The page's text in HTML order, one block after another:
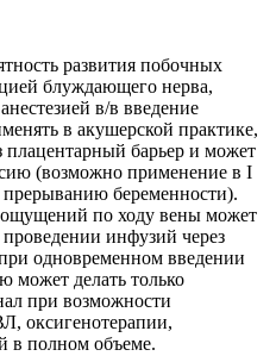
развития побочных
блуждающего нерва,
в/в введение
в акушерской практике,
плацентарный барьер и может
(возможно применение в I
прерыванию беременности).
по ходу вены может
инфузий через
одновременном введении
может делать только
при возможности
оксигенотерапии,
в полном объеме.